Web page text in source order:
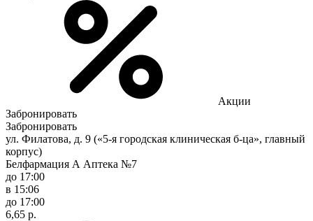
Акции
Забронировать
Забронировать
ул. Филатова, д. 9 («5-я городская клиническая б-ца», главный
корпус)
Белфармация А Аптека №7
до 17:00
в 15:06
до 17:00
6,65 р.